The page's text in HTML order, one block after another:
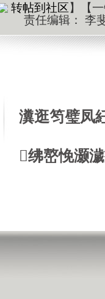
转帖到社区】【
责任编辑： 李
瀵逛笉璧凤
绋嶅悗灏